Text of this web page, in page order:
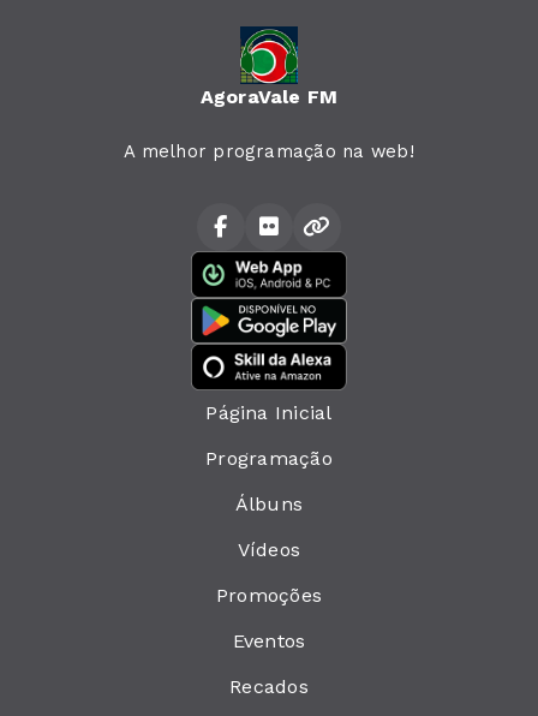
AgoraVale FM
A melhor programação na web!
Página Inicial
Programação
Álbuns
Vídeos
Promoções
Eventos
Recados